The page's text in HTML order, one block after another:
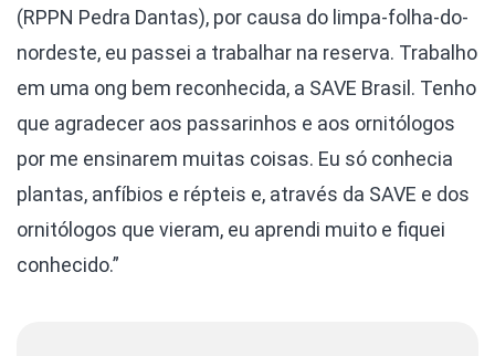
(RPPN Pedra Dantas), por causa do limpa-folha-do-
nordeste, eu passei a trabalhar na reserva. Trabalho
em uma ong bem reconhecida, a SAVE Brasil. Tenho
que agradecer aos passarinhos e aos ornitólogos
por me ensinarem muitas coisas. Eu só conhecia
plantas, anfíbios e répteis e, através da SAVE e dos
ornitólogos que vieram, eu aprendi muito e fiquei
conhecido.”